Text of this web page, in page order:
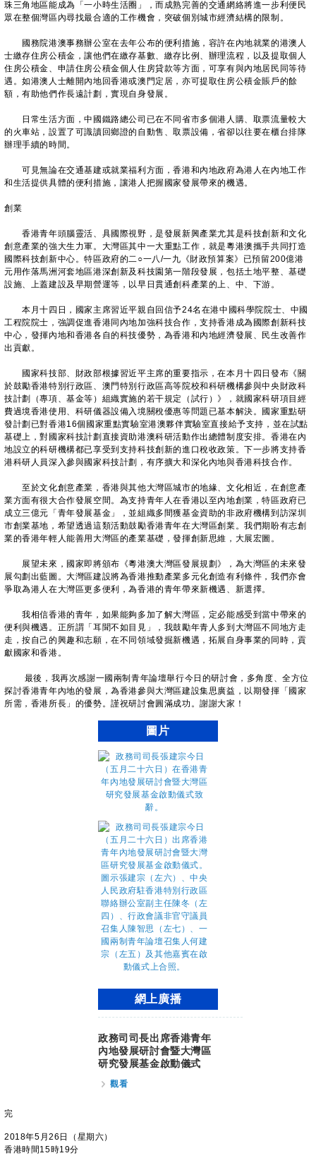
珠三角地區能成為「一小時生活圈」，而成熟完善的交通網絡將進一步利便民
眾在整個灣區內尋找最合適的工作機會，突破個別城市經濟結構的限制。
國務院港澳事務辦公室在去年公布的便利措施，容許在內地就業的港澳人
士繳存住房公積金，讓他們在繳存基數、繳存比例、辦理流程，以及提取個人
住房公積金、申請住房公積金個人住房貸款等方面，可享有與內地居民同等待
遇。如港澳人士離開內地回香港或澳門定居，亦可提取住房公積金賬戶的餘
額，有助他們作長遠計劃，實現自身發展。
日常生活方面，中國鐵路總公司已在不同省市多個港人購、取票流量較大
的火車站，設置了可識讀回鄉證的自動售、取票設備，省卻以往要在櫃台排隊
辦理手續的時間。
可見無論在交通基建或就業福利方面，香港和內地政府為港人在內地工作
和生活提供具體的便利措施，讓港人把握國家發展帶來的機遇。
創業
香港青年頭腦靈活、具國際視野，是發展新興產業尤其是科技創新和文化
創意產業的強大生力軍。大灣區其中一大重點工作，就是粵港澳攜手共同打造
國際科技創新中心。特區政府的二○一八/一九《財政預算案》已預留200億港
元用作落馬洲河套地區港深創新及科技園第一階段發展，包括土地平整、基礎
設施、上蓋建設及早期營運等，以早日貫通創科產業的上、中、下游。
本月十四日，國家主席習近平親自回信予24名在港中國科學院院士、中國
工程院院士，強調促進香港同內地加強科技合作，支持香港成為國際創新科技
中心，發揮內地和香港各自的科技優勢，為香港和內地經濟發展、民生改善作
出貢獻。
國家科技部、財政部根據習近平主席的重要指示，在本月十四日發布《關
於鼓勵香港特別行政區、澳門特別行政區高等院校和科研機構參與中央財政科
技計劃（專項、基金等）組織實施的若干規定（試行）》，就國家科研項目經
費過境香港使用、科研儀器設備入境關稅優惠等問題已基本解決。國家重點研
發計劃已對香港16個國家重點實驗室港澳夥伴實驗室直接給予支持，並在試點
基礎上，對國家科技計劃直接資助港澳科研活動作出總體制度安排。香港在內
地設立的科研機構都已享受到支持科技創新的進口稅收政策。下一步將支持香
港科研人員深入參與國家科技計劃，有序擴大和深化內地與香港科技合作。
至於文化創意產業，香港與其他大灣區城市的地緣、文化相近，在創意產
業方面有很大合作發展空間。為支持青年人在香港以至內地創業，特區政府已
成立三億元「青年發展基金」，並組織多間獲基金資助的非政府機構到訪深圳
市創業基地，希望透過這類活動鼓勵香港青年在大灣區創業。我們期盼有志創
業的香港年輕人能善用大灣區的產業基礎，發揮創新思維，大展宏圖。
展望未來，國家即將頒布《粵港澳大灣區發展規劃》，為大灣區的未來發
展勾劃出藍圖。大灣區建設將為香港推動產業多元化創造有利條件，我們亦會
爭取為港人在大灣區更多便利，為香港的青年帶來新機遇、新選擇。
我相信香港的青年，如果能夠多加了解大灣區，定必能感受到當中帶來的
便利與機遇。正所謂「耳聞不如目見」，我鼓勵年青人多到大灣區不同地方走
走，按自己的興趣和志願，在不同領域發掘新機遇，拓展自身事業的同時，貢
獻國家和香港。
最後，我再次感謝一國兩制青年論壇舉行今日的研討會，多角度、全方位
探討香港青年內地的發展，為香港參與大灣區建設集思廣益，以期發揮「國家
所需，香港所長」的優勢。謹祝研討會圓滿成功。謝謝大家！
圖片
網上廣播
政務司司長出席香港青年
內地發展研討會暨大灣區
研究發展基金啟動儀式
觀看
完
2018年5月26日（星期六）
香港時間15時19分